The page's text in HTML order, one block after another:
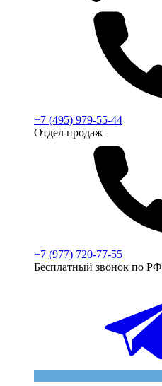
+7 (495) 979-55-44
Отдел продаж
+7 (977) 720-77-55
Бесплатный звонок по РФ